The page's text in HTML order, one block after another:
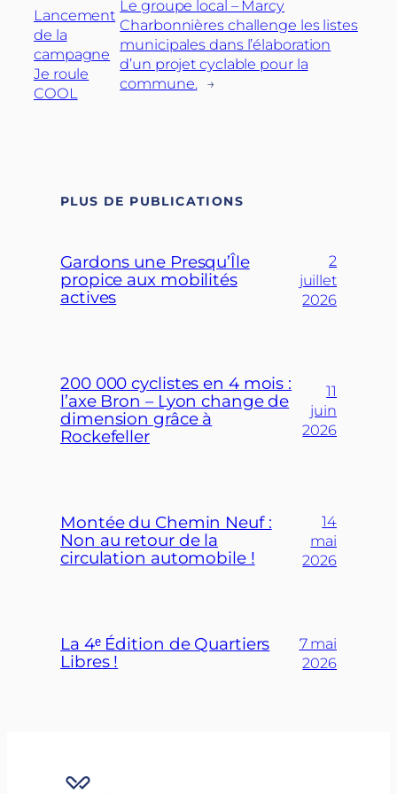
Lancement
de la
campagne
Je roule
COOL
Le groupe local – Marcy
Charbonnières challenge les listes
municipales dans l’élaboration
d’un projet cyclable pour la
commune. →
PLUS DE PUBLICATIONS
Gardons une Presqu’Île
propice aux mobilités
actives
2
juillet
2026
200 000 cyclistes en 4 mois :
l’axe Bron – Lyon change de
dimension grâce à
Rockefeller
11
juin
2026
Montée du Chemin Neuf :
Non au retour de la
circulation automobile !
14
mai
2026
La 4ᵉ Édition de Quartiers
Libres !
7 mai
2026